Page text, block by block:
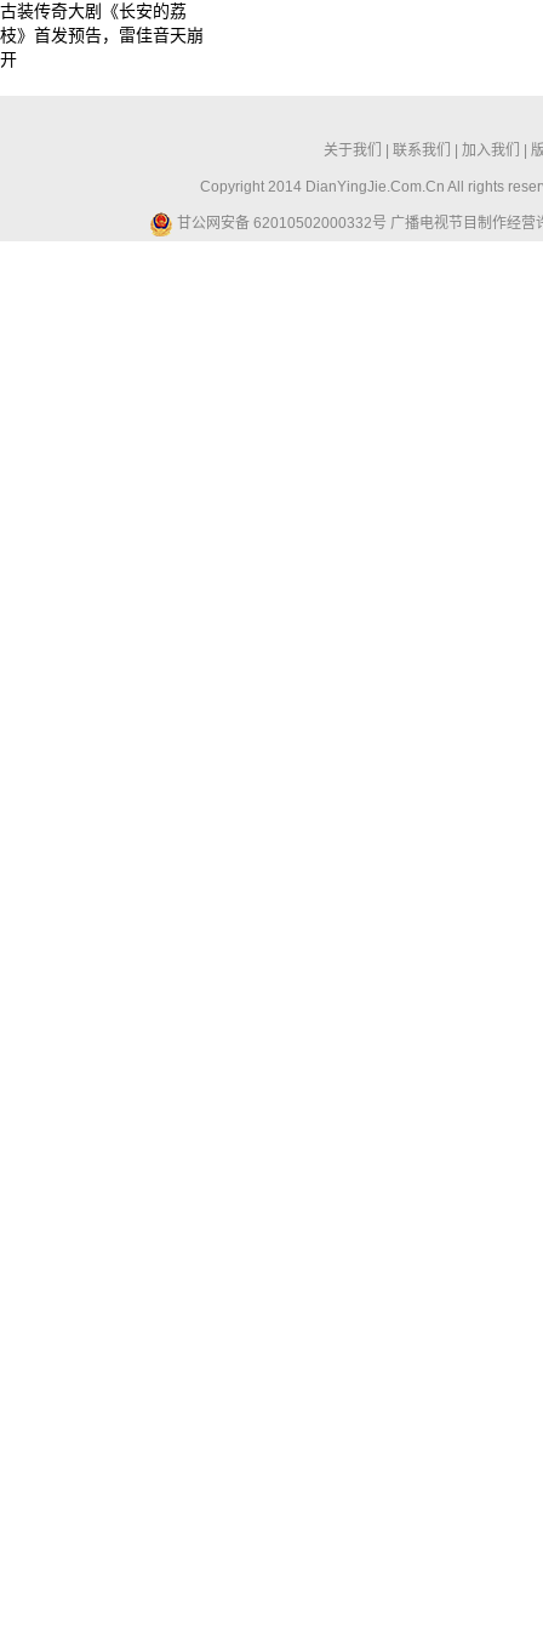
古装传奇大剧《长安的荔
枝》首发预告，雷佳音天崩
开
关于我们 联系我们 加入我们
Copyright 2014 DianYingJie.Com.Cn All rights
甘公网安备 62010502000332号 广播电视节目制作经